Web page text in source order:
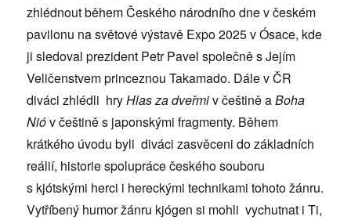
zhlédnout během Českého národního dne v českém
pavilonu na světové výstavě Expo 2025 v Ósace, kde
ji sledoval prezident Petr Pavel společně s Jejím
Veličenstvem princeznou Takamado. Dále v ČR
diváci zhlédli hryHlas za dveřmiv češtině aBoha
Nióv češtině s japonskými fragmenty. Během
krátkého úvodu byli diváci zasvěceni do základních
reálií, historie spolupráce českého souboru
s kjótskými herci i hereckými technikami tohoto žánru.
Vytříbený humor žánru kjógen si mohli vychutnat i Ti,